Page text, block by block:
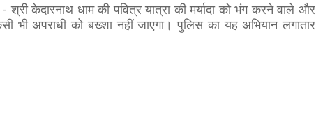
केदारनाथ धाम की पवित्र यात्रा की मर्यादा को भंग करने वाले और
भी अपराधी को बख्शा नहीं जाएगा। पुलिस का यह अभियान लगातार